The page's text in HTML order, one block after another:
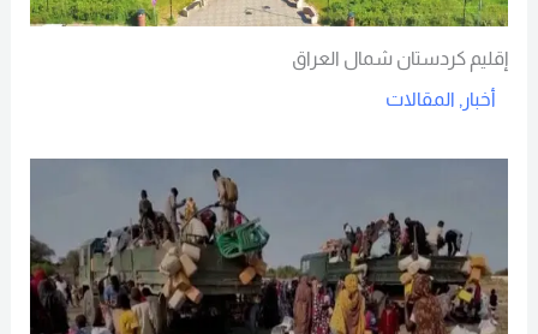
إقليم كردستان شمال العراق
أخبار , المقالات